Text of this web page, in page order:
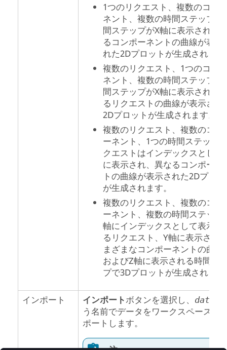
1つのリクエスト、複数のコン
ネント、複数の時間ステップ：
間ステップがX軸に表示され、
るコンポーネントの曲線が表示
れた2Dプロットが生成されま
複数のリクエスト、1つのコン
ネント、複数の時間ステップ：
間ステップがX軸に表示され、
るリクエストの曲線が表示され
2Dプロットが生成されます。
複数のリクエスト、複数のコン
ーネント、1つの時間ステップ
クエストはインデックスとして
に表示され、異なるコンポーネ
トの曲線が表示された2Dプロ
が生成されます。
複数のリクエスト、複数のコン
ーネント、複数の時間ステップ
軸にインデックスとして表示さ
るリクエスト、Y軸に表示され
まざまなコンポーネントの曲線
およびZ軸に表示される時間ス
プで3Dプロットが生成されま
インポート インポートボタンを選択し、 data
う名前でデータをワークスペースに
ポートします。